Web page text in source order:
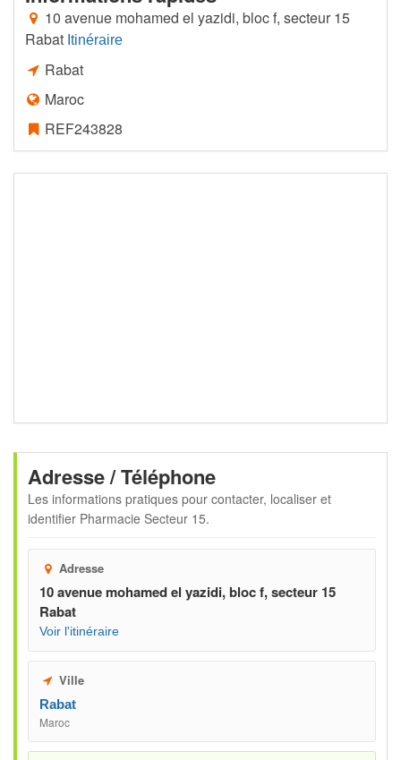
10 avenue mohamed el yazidi, bloc f, secteur 15
Rabat Itinéraire
Rabat
Maroc
REF243828
Adresse / Téléphone
Les informations pratiques pour contacter, localiser et
identifier Pharmacie Secteur 15.
Adresse
10 avenue mohamed el yazidi, bloc f, secteur 15
Rabat
Voir l'itinéraire
Ville
Rabat
Maroc